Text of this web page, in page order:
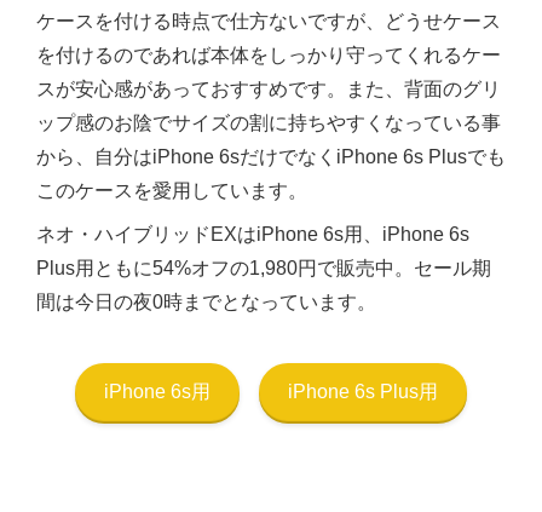
ケースを付ける時点で仕方ないですが、どうせケース
を付けるのであれば本体をしっかり守ってくれるケー
スが安心感があっておすすめです。また、背面のグリ
ップ感のお陰でサイズの割に持ちやすくなっている事
から、自分はiPhone 6sだけでなくiPhone 6s Plusでも
このケースを愛用しています。
ネオ・ハイブリッドEXはiPhone 6s用、iPhone 6s
Plus用ともに54%オフの1,980円で販売中。セール期
間は今日の夜0時までとなっています。
iPhone 6s用 iPhone 6s Plus用